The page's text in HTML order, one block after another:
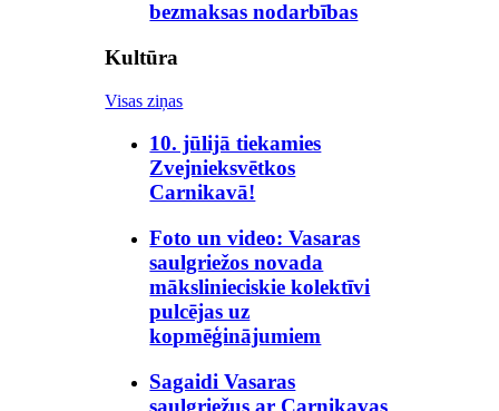
bezmaksas nodarbības
Kultūra
Visas ziņas
10. jūlijā tiekamies
Zvejnieksvētkos
Carnikavā!
Foto un video: Vasaras
saulgriežos novada
mākslinieciskie kolektīvi
pulcējas uz
kopmēģinājumiem
Sagaidi Vasaras
saulgriežus ar Carnikavas